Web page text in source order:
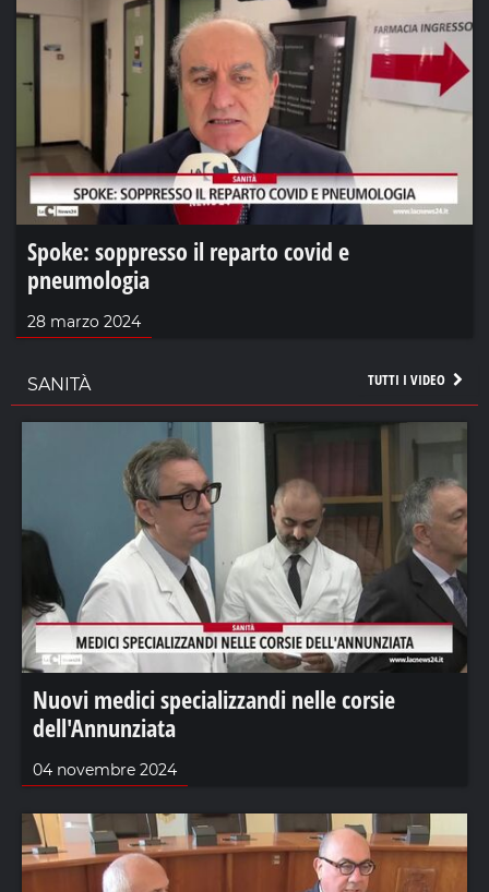
Spoke: soppresso il reparto covid e
pneumologia
28 marzo 2024
TUTTI I VIDEO
SANITÀ
Nuovi medici specializzandi nelle corsie
dell'Annunziata
04 novembre 2024